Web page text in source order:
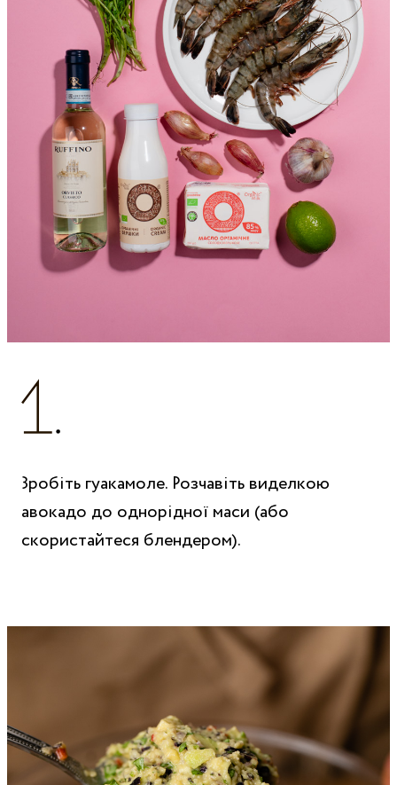
Зробіть гуакамоле. Розчавіть виделкою
авокадо до однорідної маси (або
скористайтеся блендером).